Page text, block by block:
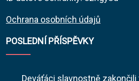
Ochrana osobních údajů
POSLEDNÍ PŘÍSPĚVKY
Deváťáci slavnostně